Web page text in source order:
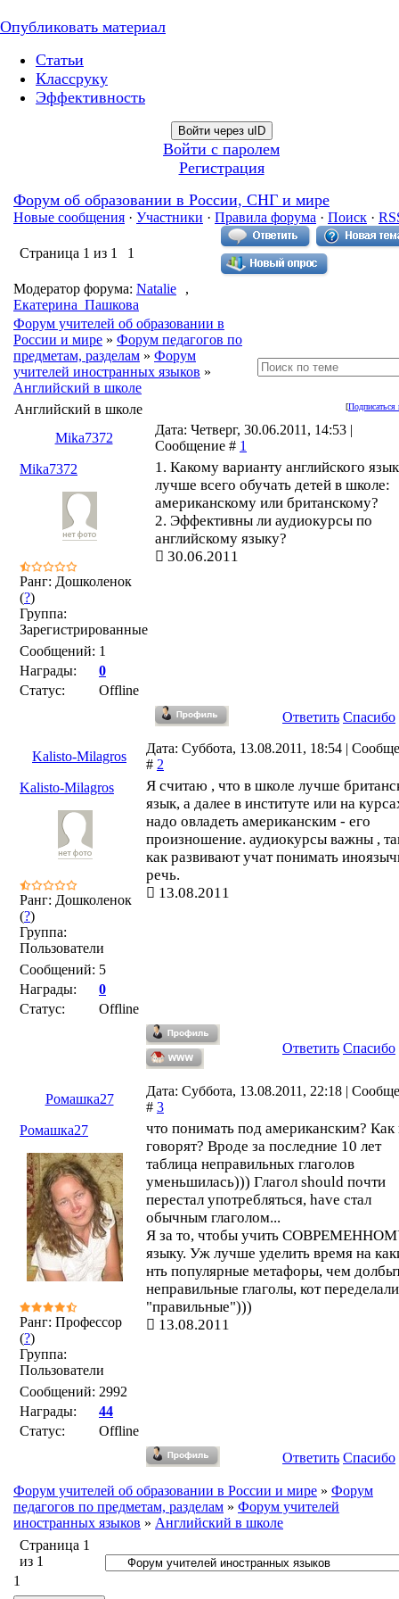
Опубликовать материал
Статьи
Классруку
Эффективность
Войти через uID
Войти с паролем
Регистрация
Форум об образовании в России, СНГ и мире
Новые сообщения · Участники · Правила форума · Поиск ·
Страница 1 из 1 1
Модератор форума: Natalie
,
Екатерина_Пашкова
Форум учителей об образовании в
России и мире » Форум педагогов по
предметам, разделам » Форум
учителей иностранных языков »
Английский в школе
[Подписаться
Английский в школе
Mika7372
Дата: Четверг, 30.06.2011, 14:53 |
Сообщение # 1
Mika7372
Ранг: Дошколенок
(?)
Группа:
Зарегистрированные
Сообщений: 1
Награды:
0
Статус:
Offline
1. Какому варианту английского
лучше всего обучать детей в школе:
американскому или британскому?
2. Эффективны ли аудиокурсы по
английскому языку?
30.06.2011
Ответить Спасибо
Kalisto-Milagros
Дата: Суббота, 13.08.2011, 18:54 |
# 2
Kalisto-Milagros
Ранг: Дошколенок
(?)
Группа:
Пользователи
Сообщений: 5
Награды:
0
Статус:
Offline
Я считаю , что в школе лучше
язык, а далее в институте или на
надо овладеть американским - его
произношение. аудиокурсы важны ,
как развивают учат понимать
речь.
13.08.2011
Ответить Спасибо
Ромашка27
Дата: Суббота, 13.08.2011, 22:18 |
# 3
Ромашка27
Ранг: Профессор
(?)
Группа:
Пользователи
Сообщений: 2992
Награды:
44
Статус:
Offline
что понимать под американским? Как
говорят? Вроде за последние 10 лет
таблица неправильных глаголов
уменьшилась))) Глагол should почти
перестал употребляться, have стал
обычным глаголом...
Я за то, чтобы учить
языку. Уж лучше уделить время на
нть популярные метафоры, чем
неправильные глаголы, кот
"правильные")))
13.08.2011
Ответить Спасибо
Форум учителей об образовании в России и мире » Форум
педагогов по предметам, разделам » Форум учителей
иностранных языков » Английский в школе
Страница 1
из 1
1